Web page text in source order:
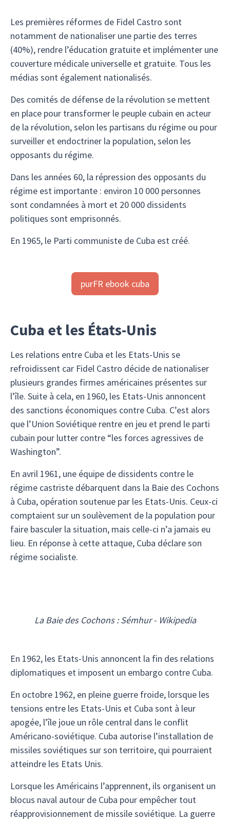
Les premières réformes de Fidel Castro sont
notamment de nationaliser une partie des terres
(40%), rendre l’éducation gratuite et implémenter une
couverture médicale universelle et gratuite. Tous les
médias sont également nationalisés.
Des comités de défense de la révolution se mettent
en place pour transformer le peuple cubain en acteur
de la révolution, selon les partisans du régime ou pour
surveiller et endoctriner la population, selon les
opposants du régime.
Dans les années 60, la répression des opposants du
régime est importante : environ 10 000 personnes
sont condamnées à mort et 20 000 dissidents
politiques sont emprisonnés.
En 1965, le Parti communiste de Cuba est créé.
purFR ebook cuba
Cuba et les États-Unis
Les relations entre Cuba et les Etats-Unis se
refroidissent car Fidel Castro décide de nationaliser
plusieurs grandes firmes américaines présentes sur
l’île. Suite à cela, en 1960, les Etats-Unis annoncent
des sanctions économiques contre Cuba. C’est alors
que l’Union Soviétique rentre en jeu et prend le parti
cubain pour lutter contre “les forces agressives de
Washington”.
En avril 1961, une équipe de dissidents contre le
régime castriste débarquent dans la Baie des Cochons
à Cuba, opération soutenue par les Etats-Unis. Ceux-ci
comptaient sur un soulèvement de la population pour
faire basculer la situation, mais celle-ci n’a jamais eu
lieu. En réponse à cette attaque, Cuba déclare son
régime socialiste.
La Baie des Cochons : Sémhur - Wikipedia
En 1962, les Etats-Unis annoncent la fin des relations
diplomatiques et imposent un embargo contre Cuba.
En octobre 1962, en pleine guerre froide, lorsque les
tensions entre les Etats-Unis et Cuba sont à leur
apogée, l’île joue un rôle central dans le conflit
Américano-soviétique. Cuba autorise l’installation de
missiles soviétiques sur son territoire, qui pourraient
atteindre les Etats Unis.
Lorsque les Américains l’apprennent, ils organisent un
blocus naval autour de Cuba pour empêcher tout
réapprovisionnement de missile soviétique. La guerre